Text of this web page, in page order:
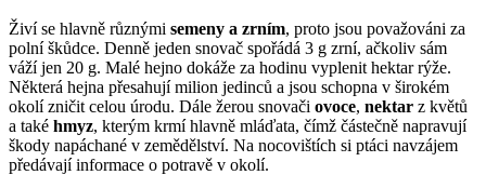
Živí se hlavně různými semeny a zrním, proto jsou považováni za
polní škůdce. Denně jeden snovač spořádá 3 g zrní, ačkoliv sám
váží jen 20 g. Malé hejno dokáže za hodinu vyplenit hektar rýže.
Některá hejna přesahují milion jedinců a jsou schopna v širokém
okolí zničit celou úrodu. Dále žerou snovači ovoce, nektar z květů
a také hmyz, kterým krmí hlavně mláďata, čímž částečně napravují
škody napáchané v zemědělství. Na nocovištích si ptáci navzájem
předávají informace o potravě v okolí.